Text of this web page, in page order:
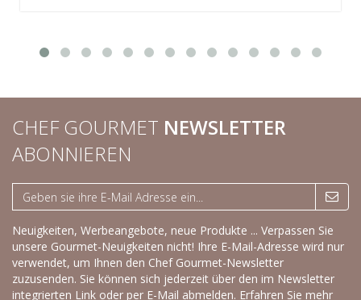
CHEF GOURMET NEWSLETTER
ABONNIEREN
Neuigkeiten, Werbeangebote, neue Produkte ... Verpassen Sie
unsere Gourmet-Neuigkeiten nicht! Ihre E-Mail-Adresse wird nur
verwendet, um Ihnen den Chef Gourmet-Newsletter
zuzusenden. Sie können sich jederzeit über den im Newsletter
integrierten Link oder per E-Mail abmelden. Erfahren Sie mehr